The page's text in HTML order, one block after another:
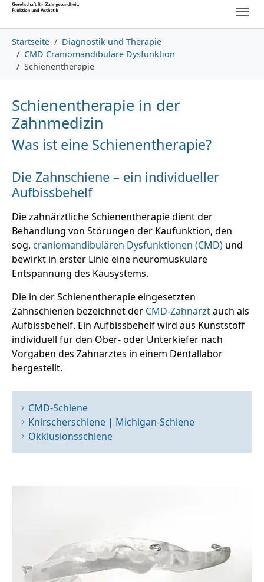
Skip to main content
Skip to page footer
Startseite
Diagnostik und Therapie
CMD Craniomandibuläre Dysfunktion
Schienentherapie
Schienentherapie in der
Zahnmedizin
Was ist eine Schienentherapie?
Die Zahnschiene – ein individueller
Aufbissbehelf
Die zahnärztliche Schienentherapie dient der
Behandlung von Störungen der Kaufunktion, den
sog. craniomandibulären Dysfunktionen (CMD) und
bewirkt in erster Linie eine neuromuskuläre
Entspannung des Kausystems.
Die in der Schienentherapie eingesetzten
Zahnschienen bezeichnet der CMD-Zahnarztauch als
Aufbissbehelf. Ein Aufbissbehelf wird aus Kunststoff
individuell für den Ober- oder Unterkiefer nach
Vorgaben des Zahnarztes in einem Dentallabor
hergestellt.
CMD-Schiene
Knirscherschiene | Michigan-Schiene
Okklusionsschiene